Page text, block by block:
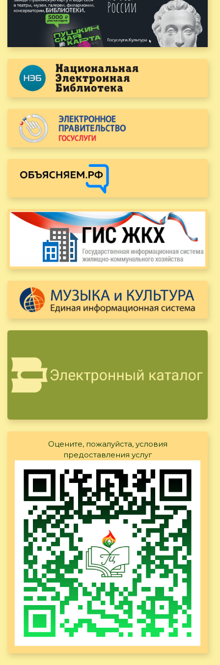
Оцените, пожалуйста, условия
предоставления услуг